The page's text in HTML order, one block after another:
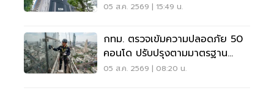
05 ส.ค. 2569 | 15:49 น.
กทม. ตรวจเข้มความปลอดภัย 50
คอนโด ปรับปรุงตามมาตรฐาน
เคร่งครัด
05 ส.ค. 2569 | 08:20 น.